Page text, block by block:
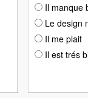
Il manque
Le design
Il me plait
Il est trés